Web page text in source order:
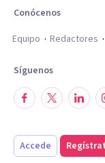
Conócenos
Equipo
Redactores
Síguenos
Accede